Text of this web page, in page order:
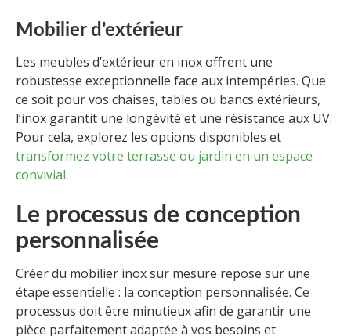
Mobilier d’extérieur
Les meubles d’extérieur en inox offrent une
robustesse exceptionnelle face aux intempéries. Que
ce soit pour vos chaises, tables ou bancs extérieurs,
l’inox garantit une longévité et une résistance aux UV.
Pour cela, explorez les options disponibles et
transformez votre terrasse ou jardin en un espace
convivial.
Le processus de conception
personnalisée
Créer du mobilier inox sur mesure repose sur une
étape essentielle : la conception personnalisée. Ce
processus doit être minutieux afin de garantir une
pièce parfaitement adaptée à vos besoins et